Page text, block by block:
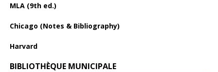
MLA (9th ed.)
Chicago (Notes & Bibliography)
Harvard
BIBLIOTHÈQUE MUNICIPALE